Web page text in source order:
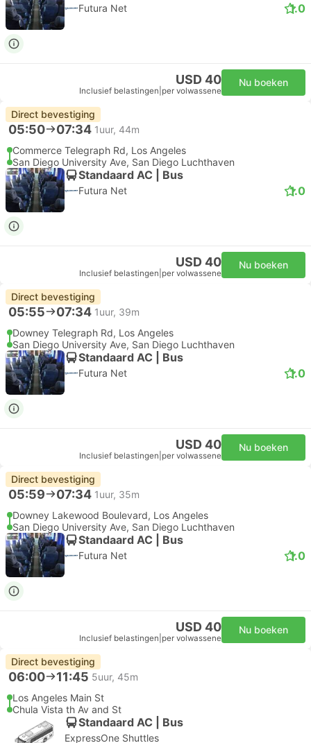
Futura Net 1.0
USD 40
Inclusief belastingen per volwassene
Nu boeken
Direct bevestiging
05:50 07:34 1uur, 44m
Commerce Telegraph Rd, Los Angeles
San Diego University Ave, San Diego Luchthaven
Standaard AC | Bus
Futura Net 1.0
USD 40
Inclusief belastingen per volwassene
Nu boeken
Direct bevestiging
05:55 07:34 1uur, 39m
Downey Telegraph Rd, Los Angeles
San Diego University Ave, San Diego Luchthaven
Standaard AC | Bus
Futura Net 1.0
USD 40
Inclusief belastingen per volwassene
Nu boeken
Direct bevestiging
05:59 07:34 1uur, 35m
Downey Lakewood Boulevard, Los Angeles
San Diego University Ave, San Diego Luchthaven
Standaard AC | Bus
Futura Net 1.0
USD 40
Inclusief belastingen per volwassene
Nu boeken
Direct bevestiging
06:00 11:45 5uur, 45m
Los Angeles Main St
Chula Vista th Av and St
Standaard AC | Bus
ExpressOne Shuttles